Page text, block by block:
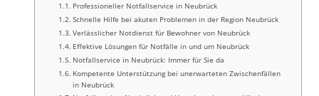
Professioneller Notfallservice in Neubrück
Schnelle Hilfe bei akuten Problemen in der Region Neubrück
Verlässlicher Notdienst für Bewohner von Neubrück
Effektive Lösungen für Notfälle in und um Neubrück
Notfallservice in Neubrück: Immer für Sie da
Kompetente Unterstützung bei unerwarteten Zwischenfällen
in Neubrück